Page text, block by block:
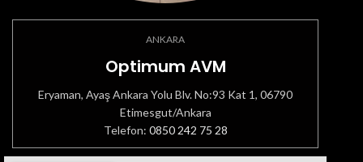
ANKARA
Optimum AVM
Eryaman, Ayaş Ankara Yolu Blv. No:93 Kat 1, 06790
Etimesgut/Ankara
Telefon: 0850 242 75 28